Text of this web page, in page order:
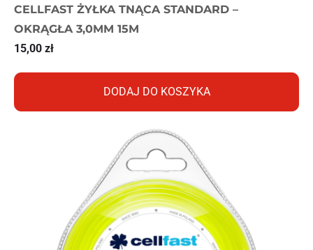
CELLFAST ŻYŁKA TNĄCA STANDARD –
OKRĄGŁA 3,0MM 15M
15,00 zł
DODAJ DO KOSZYKA